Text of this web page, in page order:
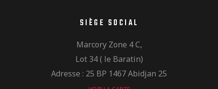
SIÈGE SOCIAL
Marcory Zone 4 C,
Lot 34 ( le Baratin)
Adresse : 25 BP 1467 Abidjan 25